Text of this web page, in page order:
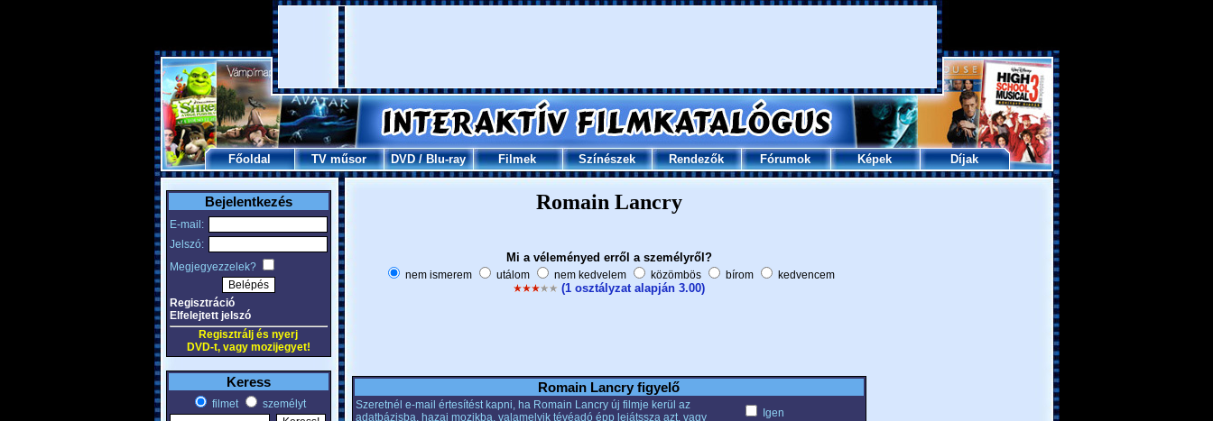
Főoldal TV műsor DVD/Blu-ray Filmek Színészek Rendezők Fórumok Képek Díjak
Bejelentkezés
E-mail:
Jelszó:
Megjegyezzelek?
Regisztráció
Elfelejtett jelszó
Regisztrálj és nyerj
DVD-t, vagy mozijegyet!
Keress
filmet személyt
Romain Lancry
Mi a véleményed erről a személyről?
nem ismerem utálom nem kedvelem közömbös bírom kedvencem
(1 osztályzat alapján 3.00)
Romain Lancry figyelő
Szeretnél e-mail értesítést kapni, ha Romain Lancry új filmje kerül az
adatbázisba, hazai mozikba, valamelyik tévéadó épp lejátssza azt, vagy
Igen